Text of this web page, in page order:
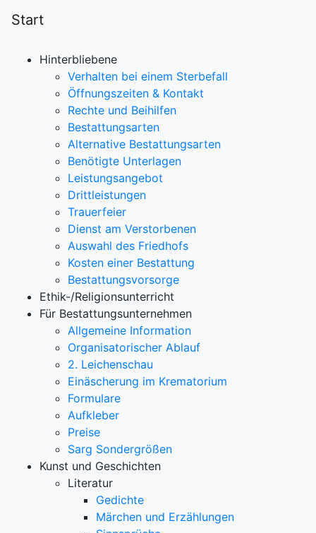
Start
Hinterbliebene
Verhalten bei einem Sterbefall
Öffnungszeiten & Kontakt
Rechte und Beihilfen
Bestattungsarten
Alternative Bestattungsarten
Benötigte Unterlagen
Leistungsangebot
Drittleistungen
Trauerfeier
Dienst am Verstorbenen
Auswahl des Friedhofs
Kosten einer Bestattung
Bestattungsvorsorge
Ethik-/Religionsunterricht
Für Bestattungsunternehmen
Allgemeine Information
Organisatorischer Ablauf
2. Leichenschau
Einäscherung im Krematorium
Formulare
Aufkleber
Preise
Sarg Sondergrößen
Kunst und Geschichten
Literatur
Gedichte
Märchen und Erzählungen